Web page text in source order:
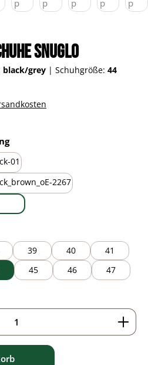
Snuglo
black/grey | Schuhgröße: 44
auswählen
brown
39 40
41
45 46
47
gewünschten Wert ein